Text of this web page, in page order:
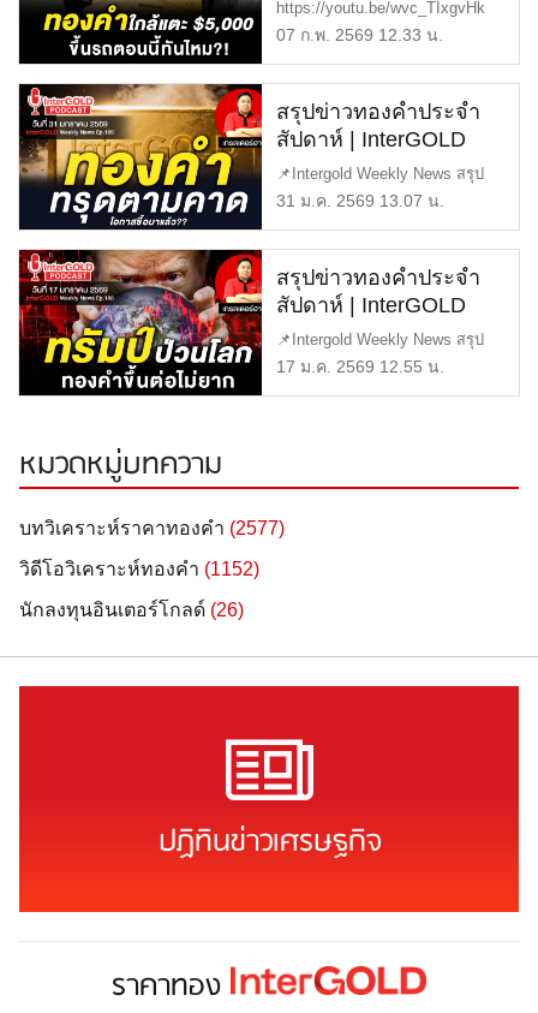
EP.190 | ราคาทองวันนี้ |
ทองคำราคา
https://youtu.be/wvc_TIxgvHk
📌Intergold Weekly News สร
07 ก.พ. 2569 12.33 น.
สรุปข่าวทองคำประจำ
สัปดาห์ | InterGOLD
WEEKLY NEWS
EP.189 | ราคาทองวันนี้ |
ทองคำราคา
📌Intergold Weekly News สรุป
ข่าวทองคำ ประจำสัปดาห์ EP189
31 ม.ค. 2569 13.07 น.
สรุปข่าวทองคำประจำ
สัปดาห์ | InterGOLD
WEEKLY NEWS
EP.188 | ราคาทองวันนี้ |
📌Intergold Weekly News สรุป
ข่าวทองคำ ประจำสัปดาห์ EP188
17 ม.ค. 2569 12.55 น.
หมวดหมู่บทความ
บทวิเคราะห์ราคาทองคำ (2577)
วิดีโอวิเคราะห์ทองคำ (1152)
นักลงทุนอินเตอร์โกลด์ (26)
ปฏิทินข่าวเศรษฐกิจ
ราคาทอง